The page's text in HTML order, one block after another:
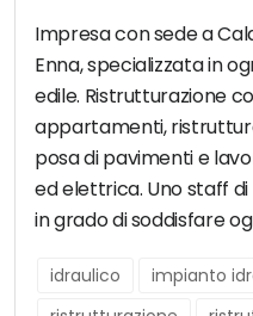
Impresa con sede a
Enna, specializzata in
edile. Ristrutturazione
appartamenti,
posa di pavimenti e
ed elettrica. Uno staff
in grado di soddisfare
idraulico impianto